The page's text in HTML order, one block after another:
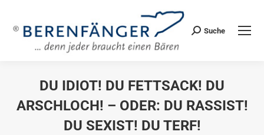
Search:
Suche
DU IDIOT! DU FETTSACK! DU
ARSCHLOCH! – ODER: DU RASSIST!
DU SEXIST! DU TERF!